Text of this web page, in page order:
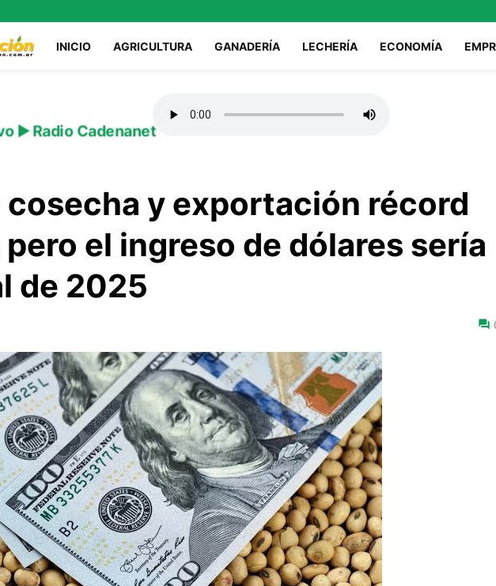
INICIO AGRICULTURA GANADERÍA LECHERÍA ECONOMÍA
▶️ Radio Cadenanet
cosecha y exportación récord
el ingreso de dólares sería
de 2025